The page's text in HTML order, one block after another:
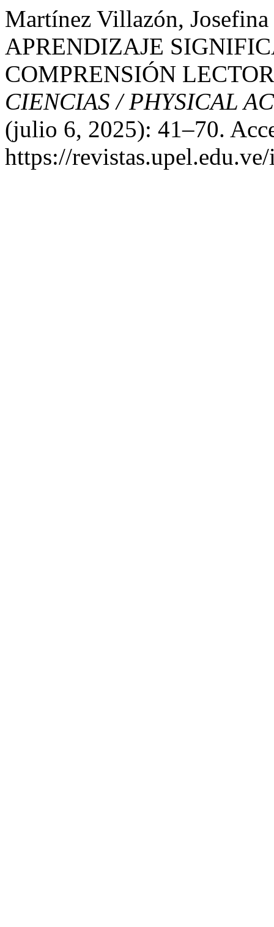
Martínez Villazón,
APRENDIZAJE
COMPRENSIÓN
CIENCIAS / PHYSICAL
(julio 6, 2025): 41–70.
https://